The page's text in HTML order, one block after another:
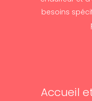
besoins
Accueil